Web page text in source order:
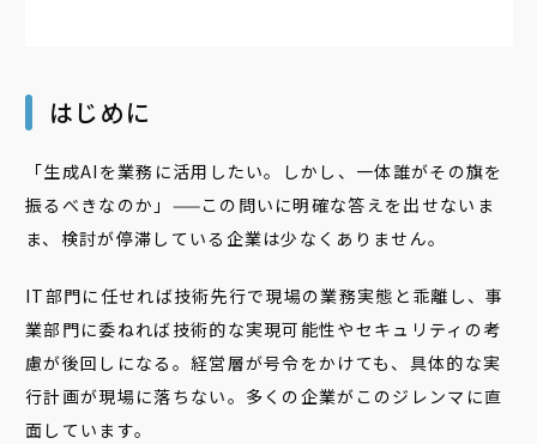
はじめに
「生成AIを業務に活用したい。しかし、一体誰がその旗を
振るべきなのか」——この問いに明確な答えを出せないま
ま、検討が停滞している企業は少なくありません。
IT部門に任せれば技術先行で現場の業務実態と乖離し、事
業部門に委ねれば技術的な実現可能性やセキュリティの考
慮が後回しになる。経営層が号令をかけても、具体的な実
行計画が現場に落ちない。多くの企業がこのジレンマに直
面しています。